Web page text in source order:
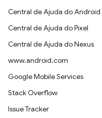
Central de Ajuda do Android
Central de Ajuda do Pixel
Central de Ajuda do Nexus
www.android.com
Google Mobile Services
Stack Overflow
Issue Tracker